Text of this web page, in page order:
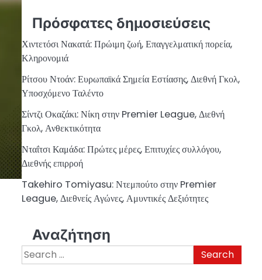
Πρόσφατες δημοσιεύσεις
Χιντετόσι Νακατά: Πρώιμη ζωή, Επαγγελματική πορεία,
Κληρονομιά
Ρίτσου Ντοάν: Ευρωπαϊκά Σημεία Εστίασης, Διεθνή Γκολ,
Υποσχόμενο Ταλέντο
Σίντζι Οκαζάκι: Νίκη στην Premier League, Διεθνή
Γκολ, Ανθεκτικότητα
Νταΐτσι Καμάδα: Πρώτες μέρες, Επιτυχίες συλλόγου,
Διεθνής επιρροή
Takehiro Tomiyasu: Ντεμπούτο στην Premier
League, Διεθνείς Αγώνες, Αμυντικές Δεξιότητες
Αναζήτηση
Search
for: